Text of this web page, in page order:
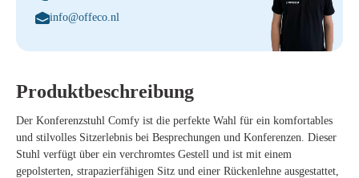
info@offeco.nl
Produktbeschreibung
Der Konferenzstuhl Comfy ist die perfekte Wahl für ein komfortables
und stilvolles Sitzerlebnis bei Besprechungen und Konferenzen. Dieser
Stuhl verfügt über ein verchromtes Gestell und ist mit einem
gepolsterten, strapazierfähigen Sitz und einer Rückenlehne ausgestattet,